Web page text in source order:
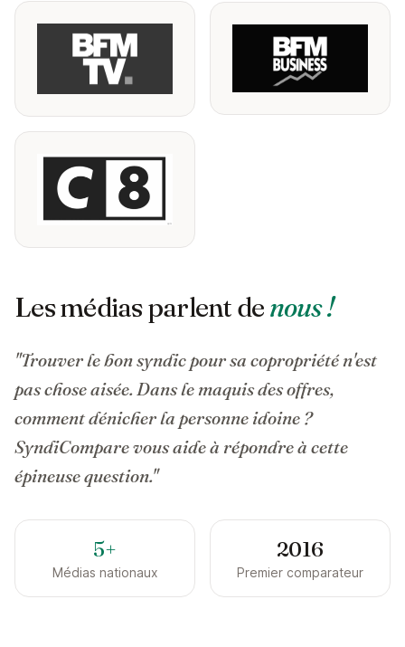
Les médias parlent denous !
"Trouver le bon syndic pour sa copropriété n'est
pas chose aisée. Dans le maquis des offres,
comment dénicher la personne idoine ?
SyndiCompare vous aide à répondre à cette
épineuse question."
5+
Médias nationaux
2016
Premier comparateur